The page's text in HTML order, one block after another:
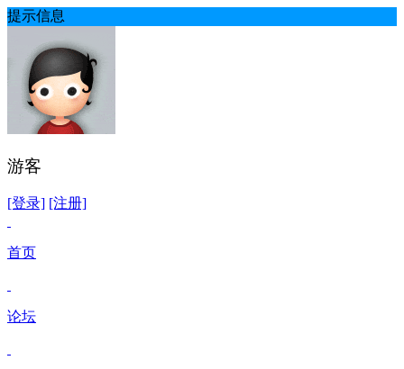
提示信息
游客
[登录] [注册]
首页
论坛